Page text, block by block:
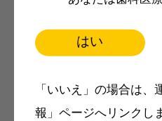
はい
「いいえ」の場合は、
報」ページへリンクし
製品価格